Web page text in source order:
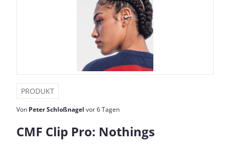
PRODUKT
Von Peter Schloßnagel vor 6 Tagen
CMF Clip Pro: Nothings